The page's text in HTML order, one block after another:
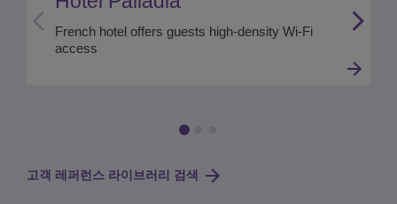
French hotel offers guests high-density Wi-Fi
access
고객 레퍼런스 라이브러리 검색